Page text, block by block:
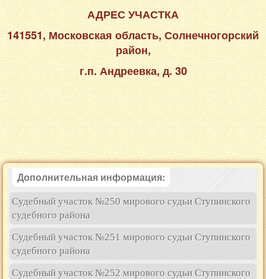
АДРЕС УЧАСТКА
141551, Московская область, Солнечногорский
район,
г.п. Андреевка, д. 30
Дополнительная информация:
Судебный участок №250 мирового судьи Ступинского
судебного района
Судебный участок №251 мирового судьи Ступинского
судебного района
Судебный участок №252 мирового судьи Ступинского